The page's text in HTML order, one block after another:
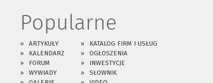
Popularne
ARTYKUŁY
KATALOG FIRM I USŁUG
KALENDARZ
OGŁOSZENIA
FORUM
INWESTYCJE
WYWIADY
SŁOWNIK